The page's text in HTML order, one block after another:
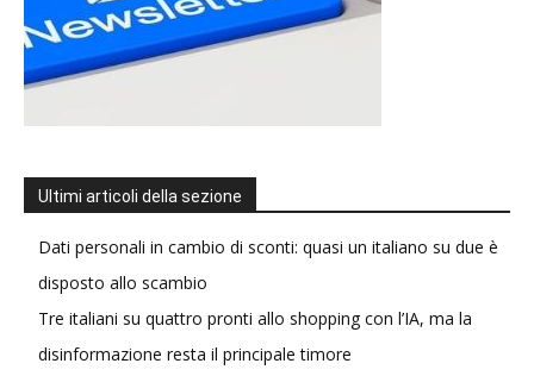
Ultimi articoli della sezione
Dati personali in cambio di sconti: quasi un italiano su due è
disposto allo scambio
Tre italiani su quattro pronti allo shopping con l’IA, ma la
disinformazione resta il principale timore